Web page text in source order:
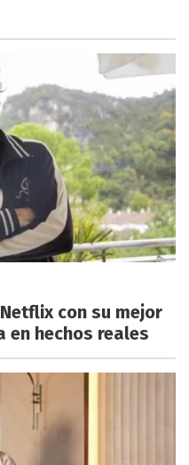
con su mejor
en hechos reales